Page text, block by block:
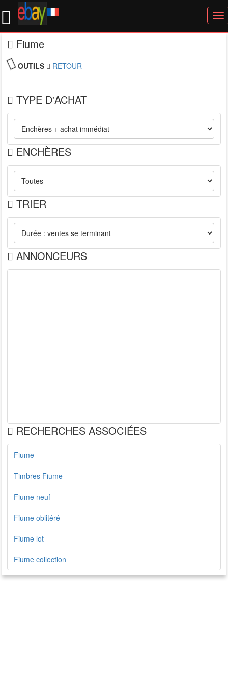
Fiume
OUTILS RETOUR
TYPE D'ACHAT
ENCHÈRES
TRIER
ANNONCEURS
RECHERCHES ASSOCIÉES
Fiume
Timbres Fiume
Fiume neuf
Fiume oblitéré
Fiume lot
Fiume collection